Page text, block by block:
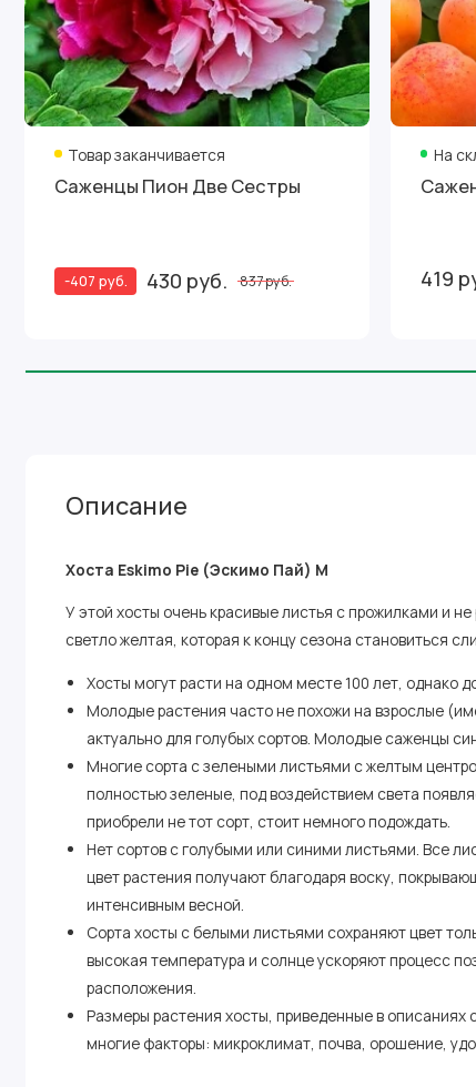
Товар заканчивается
Саженцы Пион Две Сестры
-407 руб. 430 руб. 837 руб.
На
419
Описание
Хоста Eskimo Pie (Эскимо Пай) М
У этой хосты очень красивые листья с прожилками и
светло желтая, которая к концу сезона становиться
Хосты могут расти на одном месте 100 лет, однако
Молодые растения часто не похожи на взрослые
актуально для голубых сортов. Молодые саженцы
Многие сорта с зелеными листьями с желтым
полностью зеленые, под воздействием света
приобрели не тот сорт, стоит немного подождать.
Нет сортов с голубыми или синими листьями. Все
цвет растения получают благодаря воску,
интенсивным весной.
Сорта хосты с белыми листьями сохраняют цвет
высокая температура и солнце ускоряют процесс
расположения.
Размеры растения хосты, приведенные в
многие факторы: микроклимат, почва, орошение,